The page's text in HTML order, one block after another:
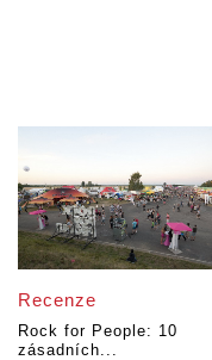
Recenze
Rock for People: 10
zásadních...